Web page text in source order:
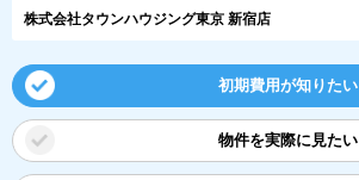
株式会社タウンハウジング東京 新宿店
初期費用が知りたい
物件を実際に見たい